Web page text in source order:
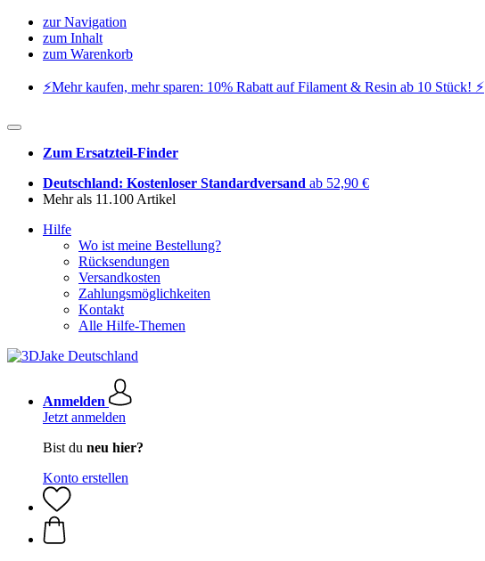
zur Navigation
zum Inhalt
zum Warenkorb
⚡️Mehr kaufen, mehr sparen: 10% Rabatt auf Filament & Resin ab 10 Stück! ⚡️
Zum Ersatzteil-Finder
Deutschland: Kostenloser Standardversand ab 52,90 €
Mehr als 11.100 Artikel
Hilfe
Wo ist meine Bestellung?
Rücksendungen
Versandkosten
Zahlungsmöglichkeiten
Kontakt
Alle Hilfe-Themen
Anmelden
Jetzt anmelden
Bist du neu hier?
Konto erstellen